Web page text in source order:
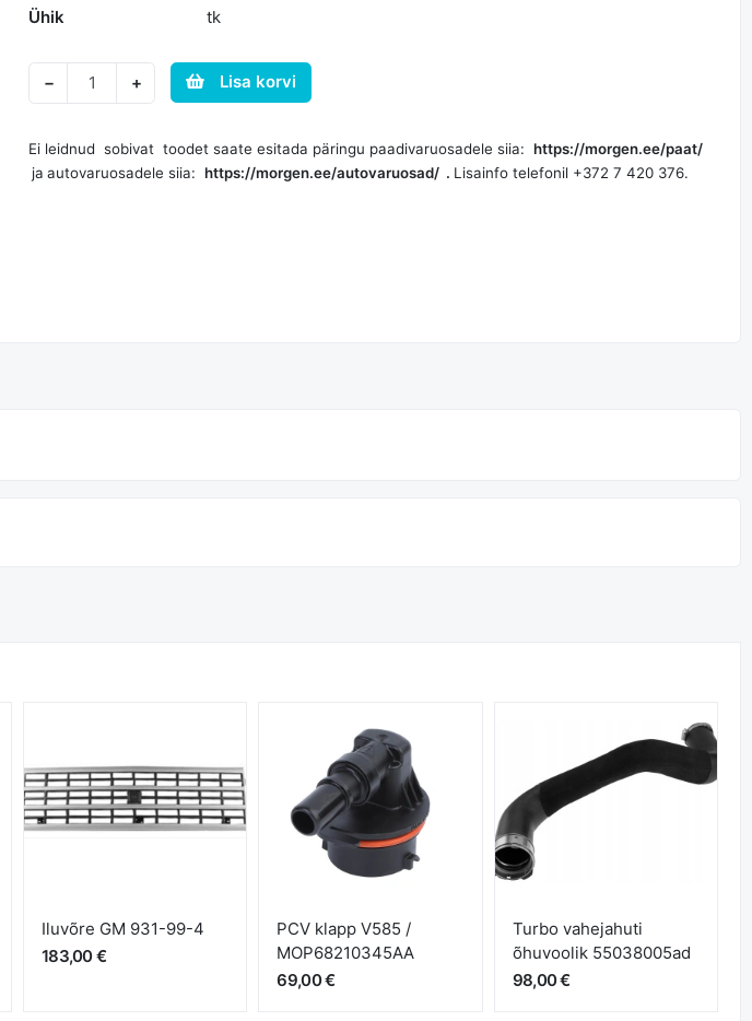
Ühik
tk
− + Lisa korvi
Ei leidnud sobivat toodet saate esitada päringu paadivaruosadele siia: https://morgen.ee/paat/
ja autovaruosadele siia: https://morgen.ee/autovaruosad/ . Lisainfo telefonil +372 7 420 376.
Iluvõre GM 931-99-4
183,00 €
PCV klapp V585 /
MOP68210345AA
69,00 €
Turbo vahejahuti
õhuvoolik 55038005ad
98,00 €